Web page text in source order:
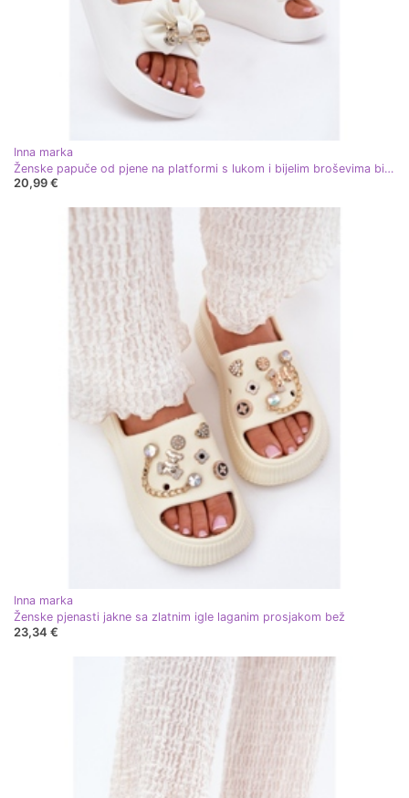
Inna marka
Ženske papuče od pjene na platformi s lukom i bijelim broševima bijela
20,99 €
Inna marka
Ženske pjenasti jakne sa zlatnim igle laganim prosjakom bež
23,34 €